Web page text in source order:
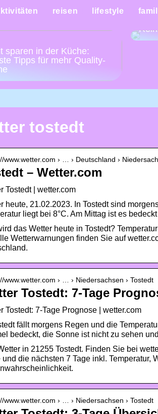
reisen lifestyle
sparen in der Küche:
Tipps für mehr Quality-
tostedt
www.wetter.com › … › Deutschland ›
– Wetter.com
Tostedt | wetter.com
heute, 21.02.2023. In Tostedt sind
liegt bei 8°C. Am Mittag ist es
das Wetter heute in Tostedt?
Wetterwarnungen finden Sie auf
www.wetter.com › … › Niedersachsen › Tostedt
Tostedt: 7-Tage
Tostedt: 7-Tage Prognose | wetter.com
fällt morgens Regen und die
bedeckt, die Sonne ist nicht zu sehen
in 21255 Tostedt. Finden Sie bei
und die nächsten 7 Tage inkl. Temperatur,
www.wetter.com › … › Niedersachsen › Tostedt